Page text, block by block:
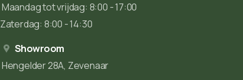
Maandag tot vrijdag: 8:00 - 17:00
Zaterdag: 8:00 - 14:30
Showroom
Hengelder 28A, Zevenaar